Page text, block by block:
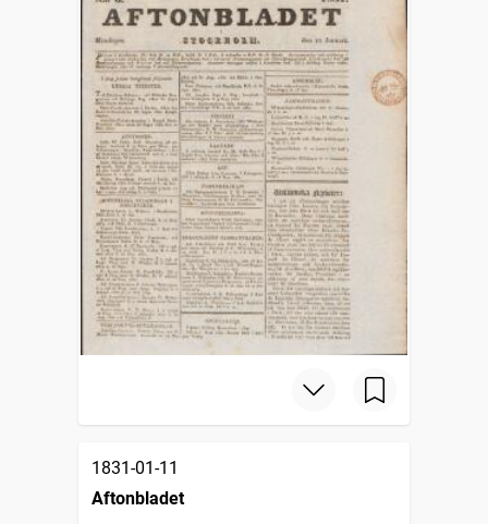
1831-01-11
Aftonbladet